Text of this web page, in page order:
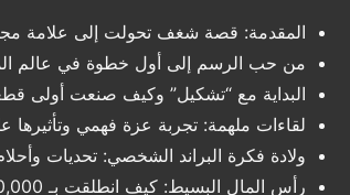
المقدمة: قصة شغف تحولت إلى علامة
من حب الرسم إلى أول خطوة في عالم
البداية مع “تشكيل” وكيف صنعت أولى
لقاءات ملهمة: تجربة عزة فهمي وتأثيرها
ولادة فكرة البراند الشخصي: تحديات
رأس المال البسيط: كيف انطلقت بـ 20,000 درهم؟